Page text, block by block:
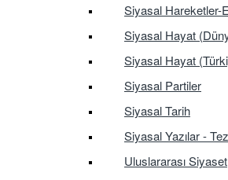
Siyasal Hareketler-
Siyasal Hayat
Siyasal Hayat
Siyasal Partiler
Siyasal Tarih
Siyasal Yazılar -
Uluslararası Siyaset